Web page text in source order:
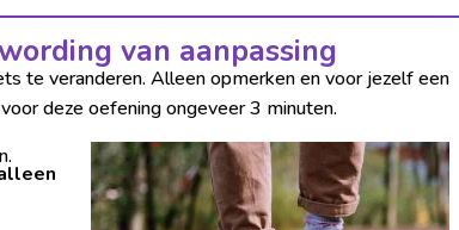
van aanpassing
te veranderen. Alleen opmerken en voor jezelf een
deze oefening ongeveer 3 minuten.